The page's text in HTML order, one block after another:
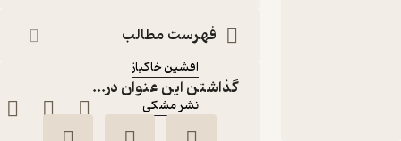
گلن پارسونز
مترجم
افشین خاکباز
ناشر:
نشر مشکی
فهرست مطالب
گذاشتن این عنوان در...